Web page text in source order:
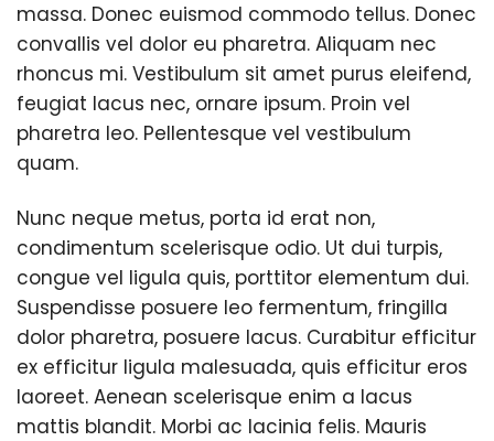
massa. Donec euismod commodo tellus. Donec
convallis vel dolor eu pharetra. Aliquam nec
rhoncus mi. Vestibulum sit amet purus eleifend,
feugiat lacus nec, ornare ipsum. Proin vel
pharetra leo. Pellentesque vel vestibulum
quam.
Nunc neque metus, porta id erat non,
condimentum scelerisque odio. Ut dui turpis,
congue vel ligula quis, porttitor elementum dui.
Suspendisse posuere leo fermentum, fringilla
dolor pharetra, posuere lacus. Curabitur efficitur
ex efficitur ligula malesuada, quis efficitur eros
laoreet. Aenean scelerisque enim a lacus
mattis blandit. Morbi ac lacinia felis. Mauris